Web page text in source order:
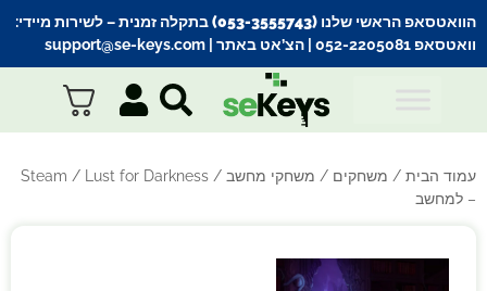
הוואטסאפ הראשי שלנו (053-3555743) בתקלה זמנית
– לשירות מיידי:
וואטסאפ 052-2205081
| הצ’אט באתר | support@se-keys.com
עמוד הבית / משחקים / משחקי מחשב /
Steam / Lust for Darkness
– למחשב